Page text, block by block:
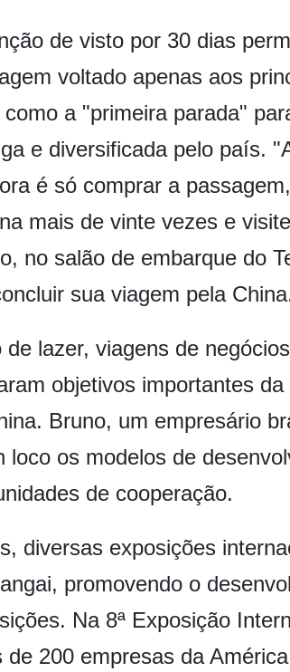
de visto por 30 dias
voltado apenas aos
a "primeira parada"
e diversificada pelo país.
é só comprar a
mais de vinte vezes e
no salão de embarque do
sua viagem pela
lazer, viagens de
objetivos importantes
Bruno, um empresário
loco os modelos de
de cooperação.
diversas exposições
promovendo o
Na 8ª Exposição
de 200 empresas da